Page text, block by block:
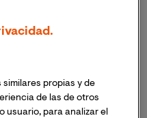
profesionales de
que dota a los
la atención con el
y equipos
propias y de
de las de otros
usuario, para analizar el